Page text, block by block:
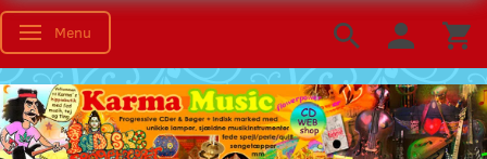
Toggle navigation
Menu